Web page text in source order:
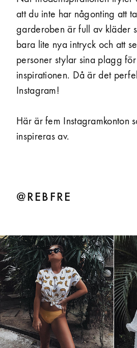
att du inte har någonting att
garderoben är full av kläder
bara lite nya intryck och att
personer stylar sina plagg
inspirationen. Då är det
Instagram!
Här är fem Instagram­konton
inspireras av.
@REBFRE